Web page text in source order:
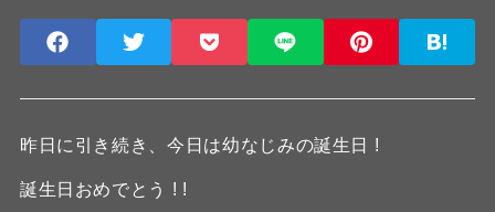
昨日に引き続き、今日は幼なじみの誕生日 !
誕生日おめでとう ! !